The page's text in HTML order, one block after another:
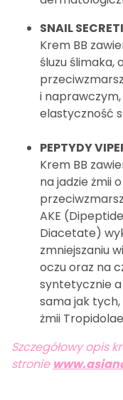
SNAIL
Krem BB
śluzu ślimaka,
i
elastyczność
PEPTYDY
Krem BB
na jadzie żmii
AKE
Diacetate)
zmniejszaniu
oczu oraz na
syntetycznie
sama jak
żmii
Szczegółowy opis
stronie